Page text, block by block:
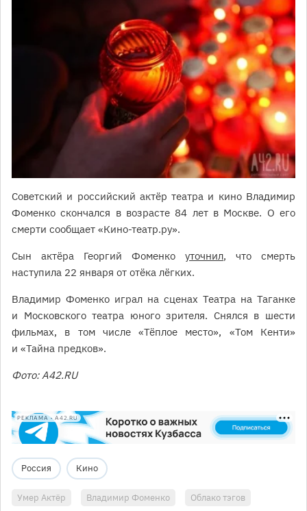
Советский и российский актёр театра и кино Владимир
Фоменко скончался в возрасте 84 лет в Москве. О его
смерти сообщает «Кино-театр.ру».
Сын актёра Георгий Фоменко уточнил, что смерть
наступила 22 января от отёка лёгких.
Владимир Фоменко играл на сценах Театра на Таганке
и Московского театра юного зрителя. Снялся в шести
фильмах, в том числе «Тёплое место», «Том Кенти»
и «Тайна предков».
Фото: A42.RU
РЕКЛАМА • A42.RU
Россия Кино
Умер Актёр Владимир Фоменко Облако тэгов